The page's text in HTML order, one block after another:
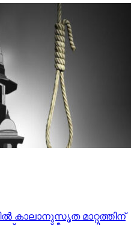
കാലാനുസൃത മാറ്റത്തിന്